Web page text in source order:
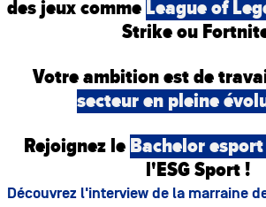
des jeux comme League of
Strike ou
Votre ambition est de
secteur en pleine
Rejoignez le Bachelor esport
l'ESG Sport !
Découvrez l'interview de la marraine